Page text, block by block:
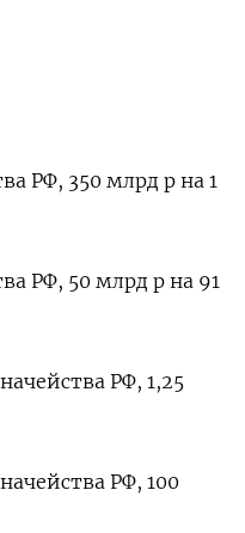
РФ, 350 млрд р на 1
РФ, 50 млрд р на 91
РФ, 1,25
РФ, 100